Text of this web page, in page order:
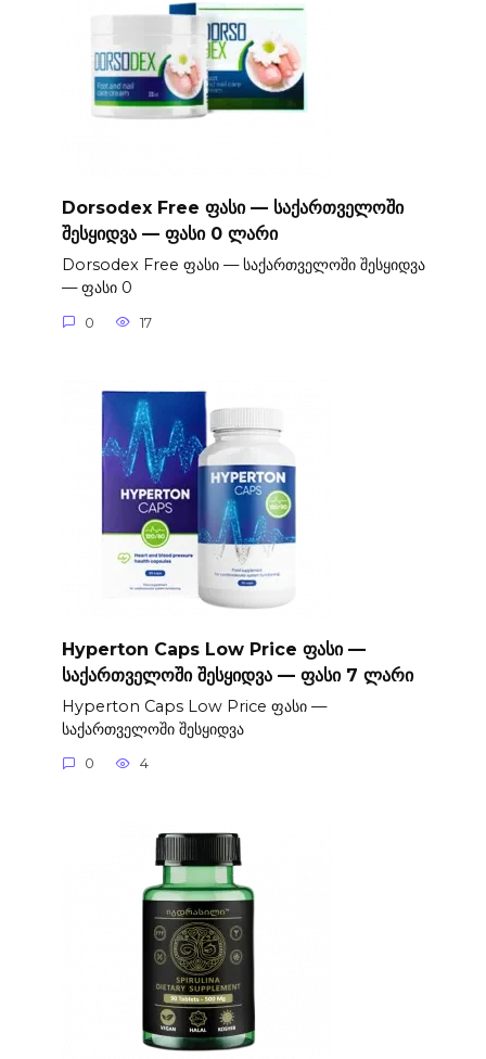
Dorsodex Free ფასი — საქართველოში
შესყიდვა — ფასი 0 ლარი
Dorsodex Free ფასი — საქართველოში შესყიდვა
— ფასი 0
0 17
Hyperton Caps Low Price ფასი —
საქართველოში შესყიდვა — ფასი 7 ლარი
Hyperton Caps Low Price ფასი —
საქართველოში შესყიდვა
0 4